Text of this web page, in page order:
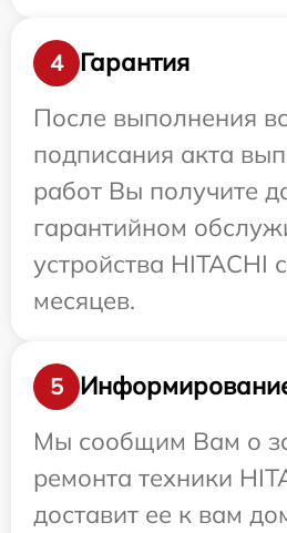
4
Гарантия
После выполнения
подписания акта
работ Вы получите
гарантийном
устройства HITACHI
месяцев.
5
Мы сообщим Вам о
ремонта техники
доставит ее к вам